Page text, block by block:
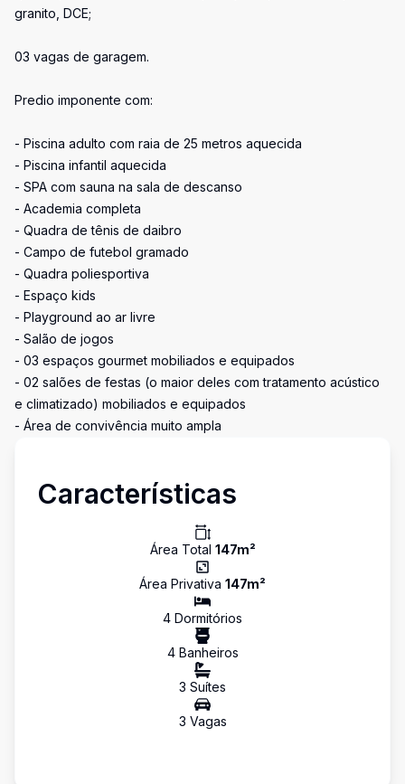
granito, DCE;
03 vagas de garagem.
Predio imponente com:
- Piscina adulto com raia de 25 metros aquecida
- Piscina infantil aquecida
- SPA com sauna na sala de descanso
- Academia completa
- Quadra de tênis de daibro
- Campo de futebol gramado
- Quadra poliesportiva
- Espaço kids
- Playground ao ar livre
- Salão de jogos
- 03 espaços gourmet mobiliados e equipados
- 02 salões de festas (o maior deles com tratamento acústico
e climatizado) mobiliados e equipados
- Área de convivência muito ampla
Características
Área Total 147m²
Área Privativa 147m²
4 Dormitórios
4Banheiros
3 Suítes
3 Vagas